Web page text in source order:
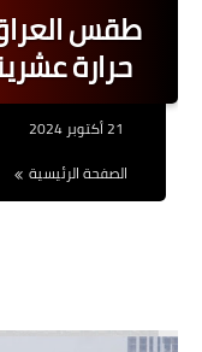
طقس
حرارة
الصفحة الرئيسية